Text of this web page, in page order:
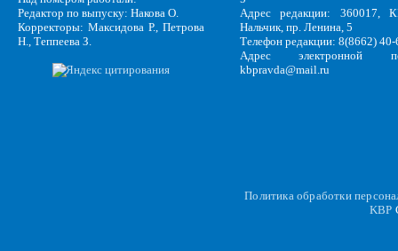
Редактор по выпуску: Накова О.
Корректоры: Максидова Р., Петрова
Н., Теппеева З.
Адрес редакции: 360017,
Нальчик, пр. Ленина, 5
Телефон редакции: 8(8662)
Адрес электронной
kbpravda@mail.ru
Политика обработки
KBP